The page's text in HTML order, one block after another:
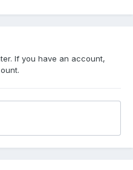
If you have an account,